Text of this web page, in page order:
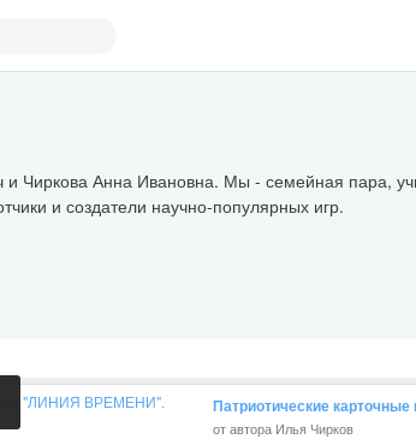
и Чиркова Анна Ивановна. Мы - семейная пара,
и создатели научно-популярных игр.
Патриотические
от автора Илья Чирков